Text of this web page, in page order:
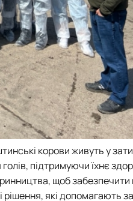
корови живуть у
підтримуючи їхнє
щоб
рішення, які